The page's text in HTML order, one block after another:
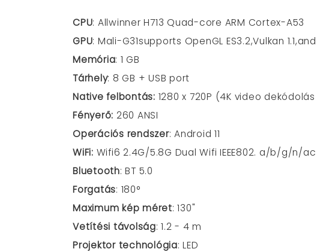
CPU: Allwinner H713 Quad-core ARM Cortex-A53
GPU: Mali-G31supports OpenGL ES3.2,Vulkan
Memória: 1 GB
Tárhely: 8 GB + USB port
Native felbontás: 1280 x 720P (4K video
Fényerő: 260 ANSI
Operációs rendszer: Android 11
WiFi: Wifi6 2.4G/5.8G Dual Wifi IEEE802. a/b/g/n/
Bluetooth: BT 5.0
Forgatás: 180°
Maximum kép méret: 130"
Vetítési távolság: 1.2 - 4 m
Projektor technológia: LED